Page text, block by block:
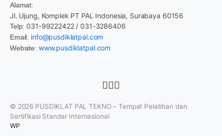
Alamat:
Jl. Ujung, Komplek PT PAL Indonesia, Surabaya 60156
Telp: 031-99222422 / 031-3286406
Email: info@pusdiklatpal.com
Website: www.pusdiklatpal.com
© 2026 PUSDIKLAT PAL TEKNO – Tempat Pelatihan dan
Sertifikasi Standar Internasional
WP